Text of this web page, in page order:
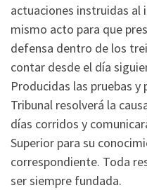
actuaciones instruidas al
mismo acto para que
defensa dentro de los
contar desde el día
Producidas las pruebas
Tribunal resolverá la
días corridos y
Superior para su
correspondiente. Toda
ser siempre fundada.